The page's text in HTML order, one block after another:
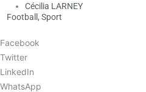
Cécilia LARNEY
Football , Sport
Facebook
Twitter
LinkedIn
WhatsApp